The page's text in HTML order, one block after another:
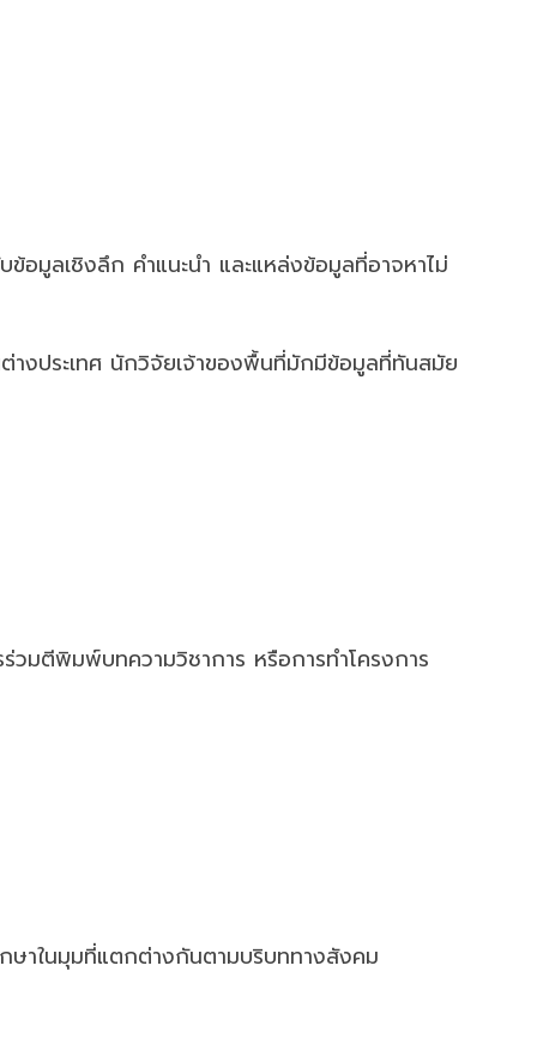
ข้อมูลเชิงลึก คำแนะนำ และแหล่งข้อมูลที่อาจหาไม่
างประเทศ นักวิจัยเจ้าของพื้นที่มักมีข้อมูลที่ทันสมัย
วมตีพิมพ์บทความวิชาการ หรือการทำโครงการ
ษาในมุมที่แตกต่างกันตามบริบททางสังคม